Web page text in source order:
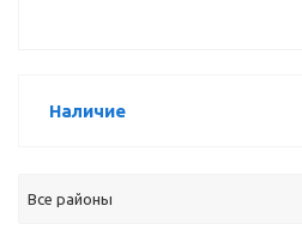
Наличие
Все районы